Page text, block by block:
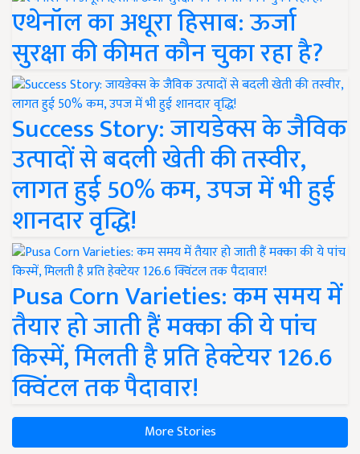
एथेनॉल का अधूरा हिसाब: ऊर्जा
सुरक्षा की कीमत कौन चुका रहा है?
Success Story: जायडेक्स के जैविक
उत्पादों से बदली खेती की तस्वीर,
लागत हुई 50% कम, उपज में भी हुई
शानदार वृद्धि!
Pusa Corn Varieties: कम समय में
तैयार हो जाती हैं मक्का की ये पांच
किस्में, मिलती है प्रति हेक्टेयर 126.6
क्विंटल तक पैदावार!
More Stories